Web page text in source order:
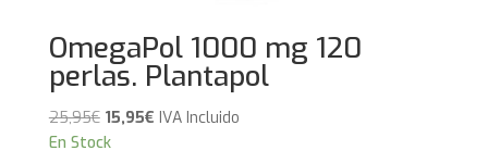
OmegaPol 1000 mg 120
perlas. Plantapol
25,95€ El
precio
15,95€ElIVA Incluido
En Stock